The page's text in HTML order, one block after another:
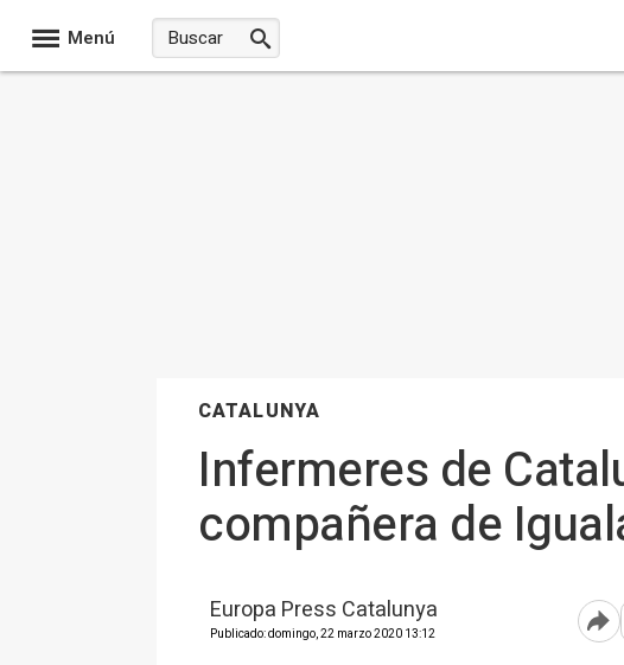
Menú
CATALUNYA
Infermeres de
compañera de
Europa Press Catalunya
Publicado: domingo, 22 marzo 2020 13:12